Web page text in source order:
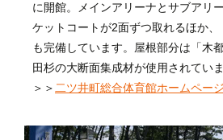
に開館。メインアリーナとサブアリ
ケットコートが2面ずつ取れるほか
も完備しています。屋根部分は「木
田杉の大断面集成材が使用されていま
＞＞ 二ツ井町総合体育館ホームページ